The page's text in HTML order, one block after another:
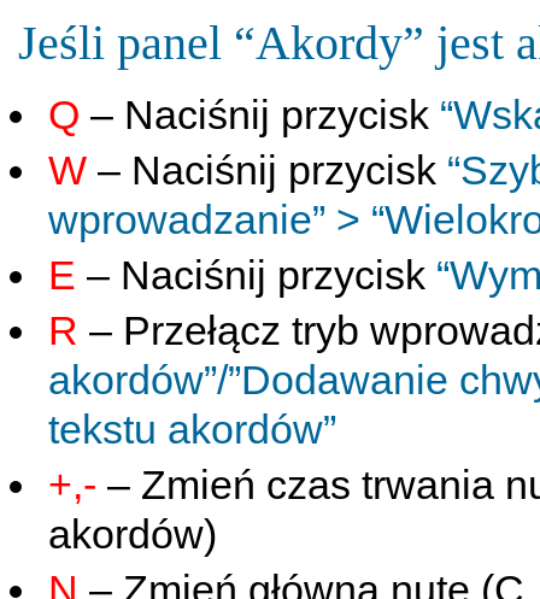
Jeśli panel “Akordy” jest
Q – Naciśnij przycisk
W – Naciśnij przycisk
wprowadzanie” >
E – Naciśnij przycisk
R – Przełącz tryb
akordów”/”Dodawanie
tekstu akordów”
+,- – Zmień czas trwania
akordów)
N – Zmień główną nutę